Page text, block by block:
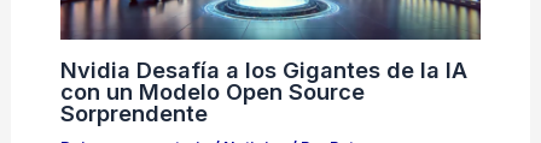
Nvidia Desafía a los Gigantes de la IA
con un Modelo Open Source
Sorprendente